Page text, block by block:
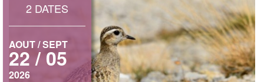
2 DATES
AOUT / SEPT
22 / 05
2026